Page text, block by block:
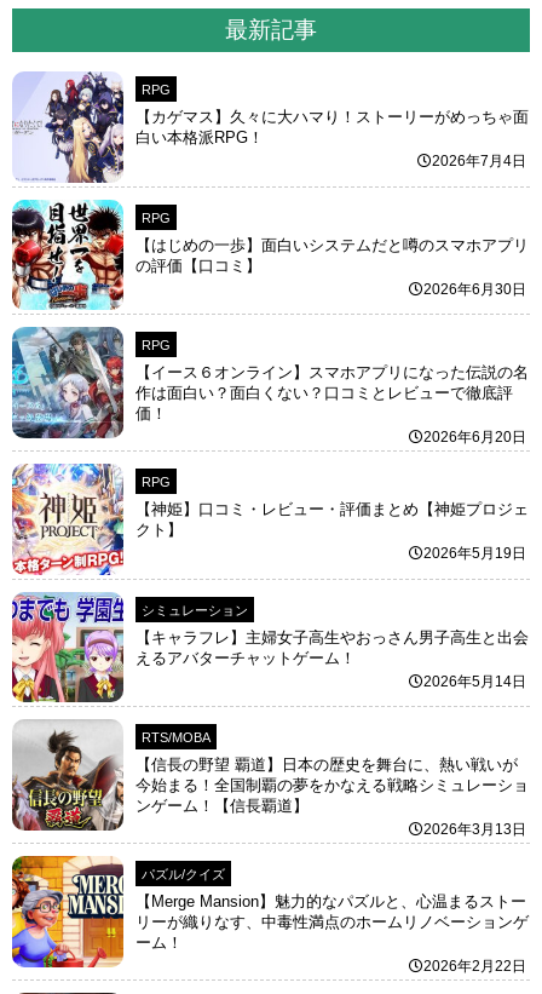
最新記事
RPG
【カゲマス】久々に大ハマり！ストーリーがめっちゃ面
白い本格派RPG！
2026年7月4日
RPG
【はじめの一歩】面白いシステムだと噂のスマホアプリ
の評価【口コミ】
2026年6月30日
RPG
【イース６オンライン】スマホアプリになった伝説の名
作は面白い？面白くない？口コミとレビューで徹底評
価！
2026年6月20日
RPG
【神姫】口コミ・レビュー・評価まとめ【神姫プロジェ
クト】
2026年5月19日
シミュレーション
【キャラフレ】主婦女子高生やおっさん男子高生と出会
えるアバターチャットゲーム！
2026年5月14日
RTS/MOBA
【信長の野望 覇道】日本の歴史を舞台に、熱い戦いが
今始まる！全国制覇の夢をかなえる戦略シミュレーショ
ンゲーム！【信長覇道】
2026年3月13日
パズル/クイズ
【Merge Mansion】魅力的なパズルと、心温まるストー
リーが織りなす、中毒性満点のホームリノベーションゲ
ーム！
2026年2月22日